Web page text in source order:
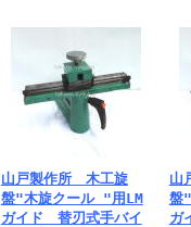
山戸製作所 木工旋
盤"木旋クール "用LM
ガイド 替刃式手バイ
山
盤
ガ